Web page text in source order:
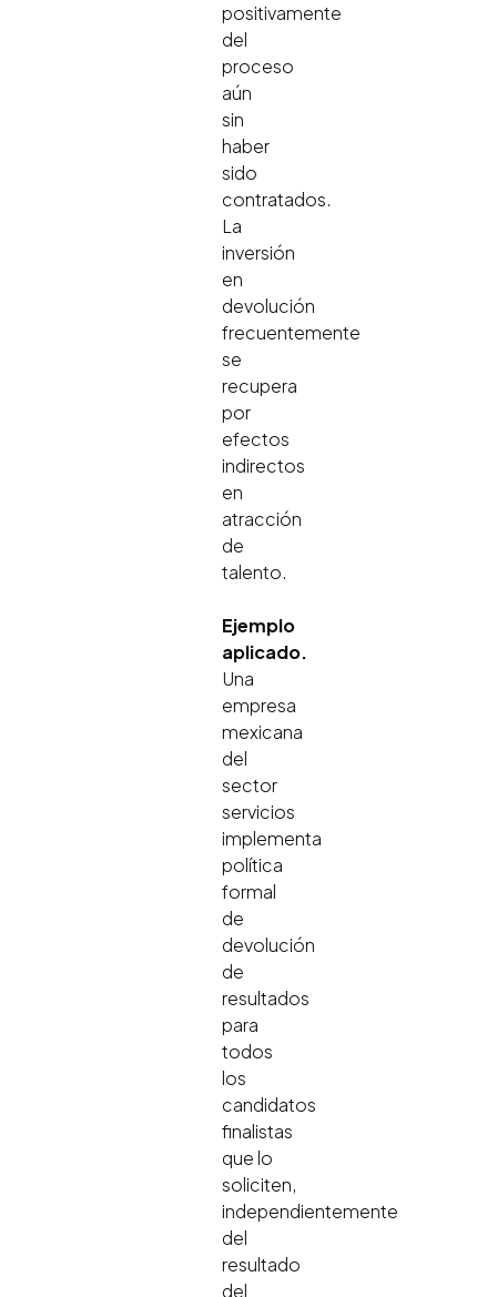
positivamente
del
proceso
aún
sin
haber
sido
contratados.
La
inversión
en
devolución
frecuentemente
se
recupera
por
efectos
indirectos
en
atracción
de
talento.
Ejemplo
aplicado.
Una
empresa
mexicana
del
sector
servicios
implementa
política
formal
de
devolución
de
resultados
para
todos
los
candidatos
finalistas
que lo
soliciten,
independientemente
del
resultado
del